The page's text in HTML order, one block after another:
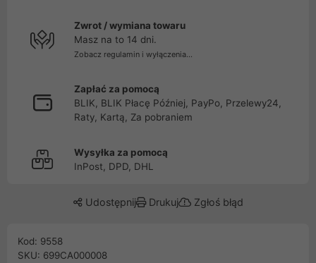
Zwrot / wymiana towaru
Masz na to 14 dni.
Zobacz regulamin i wyłączenia...
Zapłać za pomocą
BLIK, BLIK Płacę Później, PayPo, Przelewy24,
Raty, Kartą, Za pobraniem
Wysyłka za pomocą
InPost, DPD, DHL
Udostępnij Drukuj Zgłoś błąd
Kod: 9558
SKU: 699CA000008